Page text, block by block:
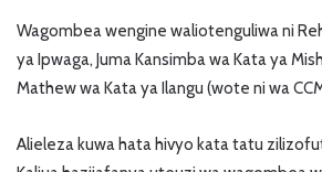
Wagombea wengine waliotenguliwa ni
ya Ipwaga, Juma Kansimba wa Kata ya
Mathew wa Kata ya Ilangu (wote ni wa
Alieleza kuwa hata hivyo kata tatu